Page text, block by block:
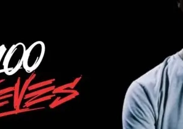
geri dönüşü
sahnesinden uzak kalan 100 Thieves,
yaptı. Organizasyon, geri dönüşün
göstermek için ilk andan itibaren
FaZe efsanesi
Håvard "rain" Nygaard
Lukas "gla1ve" Rossander'ınbaş koç